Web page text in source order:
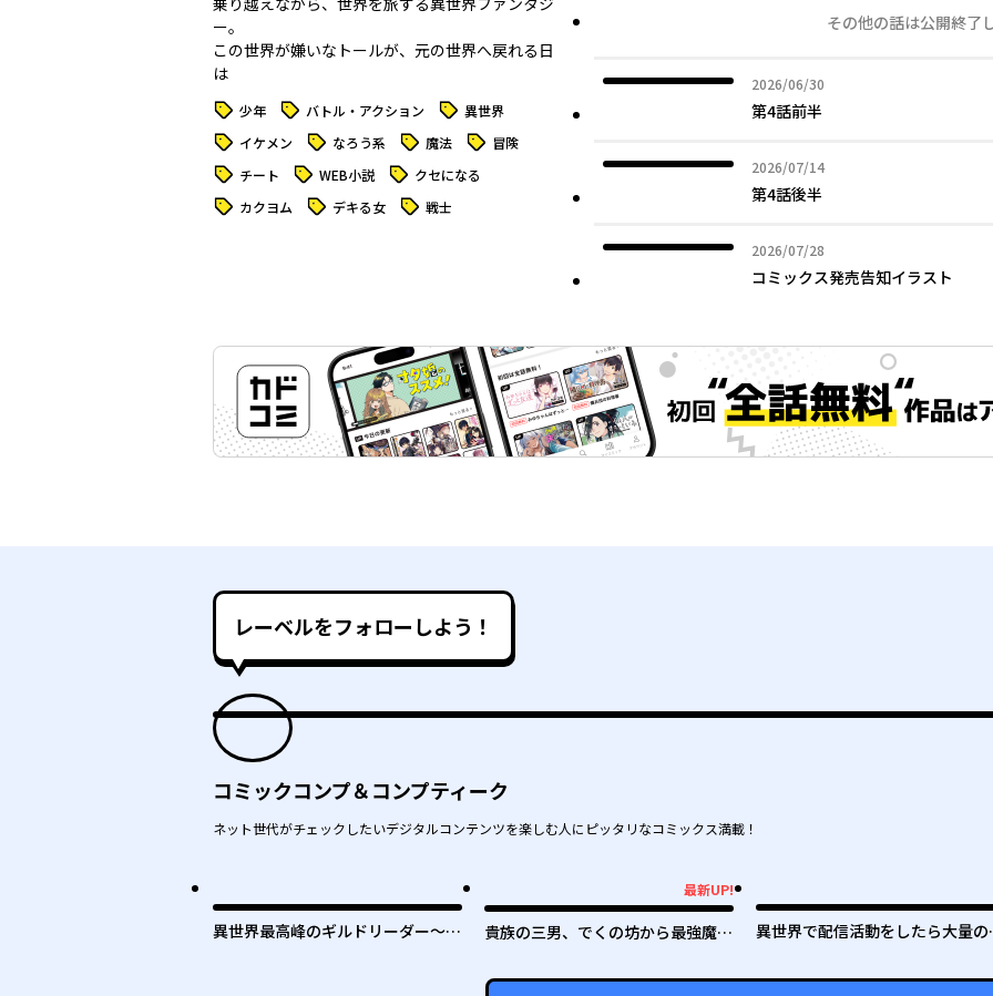
ー。
この世界が嫌いなトールが、元の世界へ戻れる日
は―――
タグ 少年 タグ バトル・アクション タグ 異世界
タグ イケメン タグ なろう系 タグ 魔法 タグ 冒険
タグ チート タグ WEB小説 タグ クセになる
タグ カクヨム タグ デキる女 タグ 戦士
その他の話は公開終了
2026/06/30
2026年06月30日
第4話前半
2026/07/14
2026年07月14日
第4話後半
2026/07/28
2026年07月28日
コミックス発売告知イラスト
レーベルをフォローしよう！
コミックコンプ＆コンプティーク
ネット世代がチェックしたいデジタルコンテンツを楽しむ人にピッタリなコミックス満載！
異世界最高峰のギルドリーダー～ギ
最新UP!
貴族の三男、でくの坊から最強魔術
べての魔術を魔改造！ ～気ままに
異世界で配信活動をしたら大量の